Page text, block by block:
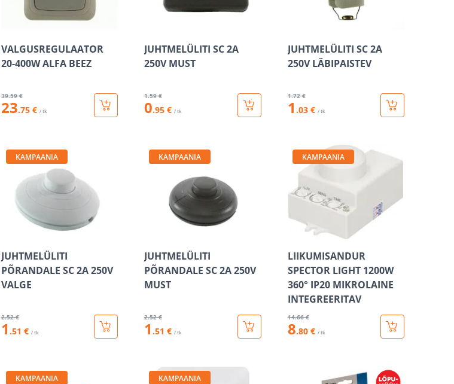
VALGUSREGULAATOR
20-400W ALFA BEEZ
39.59 €
23.75 € / tk
JUHTMELÜLITI SC 2A
250V MUST
1.59 €
0.95 € / tk
JUHTMELÜLITI SC 2A
250V LÄBIPAISTEV
1.72 €
1 .03 € / tk
KAMPAANIA
JUHTMELÜLITI
PÕRANDALE SC 2A 250V
VALGE
2.52 €
1 .51 € / tk
KAMPAANIA
JUHTMELÜLITI
PÕRANDALE SC 2A 250V
MUST
2.52 €
1 .51 € / tk
KAMPAANIA
LIIKUMISANDUR
SPECTOR LIGHT 1200W
360° IP20 MIKROLAINE
INTEGREERITAV
14.66 €
8.80 € / tk
KAMPAANIA KAMPAANIA